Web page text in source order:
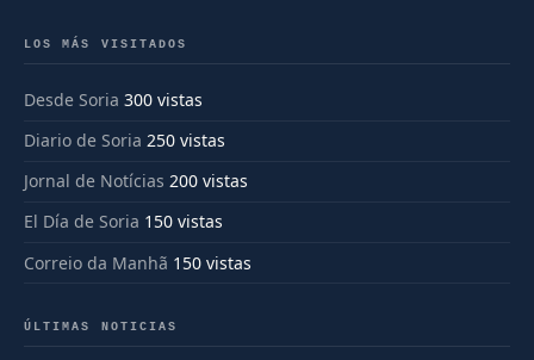
LOS MÁS VISITADOS
Desde Soria 300 vistas
Diario de Soria 250 vistas
Jornal de Notícias 200 vistas
El Día de Soria 150 vistas
Correio da Manhã 150 vistas
ÚLTIMAS NOTICIAS